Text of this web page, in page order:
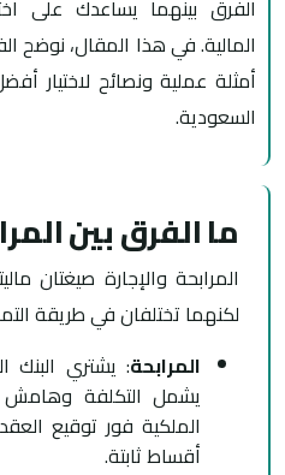
الفرق بينهما يساعدك على
المالية. في هذا المقال، نوضح
أمثلة عملية ونصائح لاختيار
السعودية.
ما الفرق بين
المرابحة والإجارة صيغتان
لكنهما تختلفان في طريقة
المرابحة: يشتري البنك
يشمل التكلفة
الملكية فور توقيع
أقساط ثابتة.